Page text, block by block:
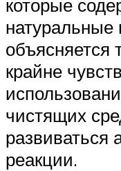
которые
натуральные
объясняется
крайне
чистящих
развиваться
реакции.